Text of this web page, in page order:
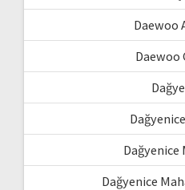
Daewoo
Dağyenice
Dağyenice